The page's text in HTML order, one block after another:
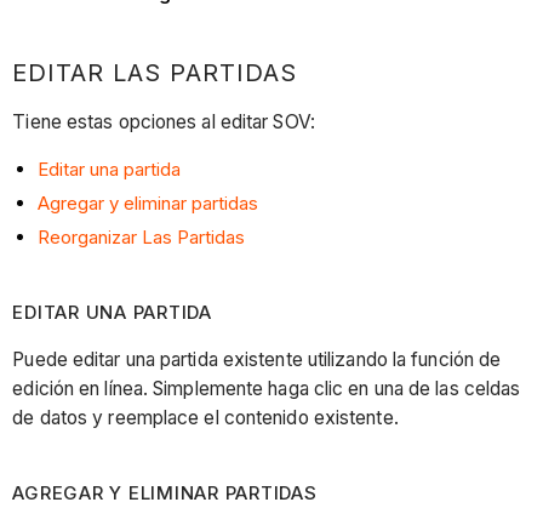
EDITAR LAS PARTIDAS
Tiene estas opciones al editar SOV:
Editar una partida
Agregar y eliminar partidas
Reorganizar Las Partidas
EDITAR UNA PARTIDA
Puede editar una partida existente utilizando la función de
edición en línea. Simplemente haga clic en una de las celdas
de datos y reemplace el contenido existente.
AGREGAR Y ELIMINAR PARTIDAS